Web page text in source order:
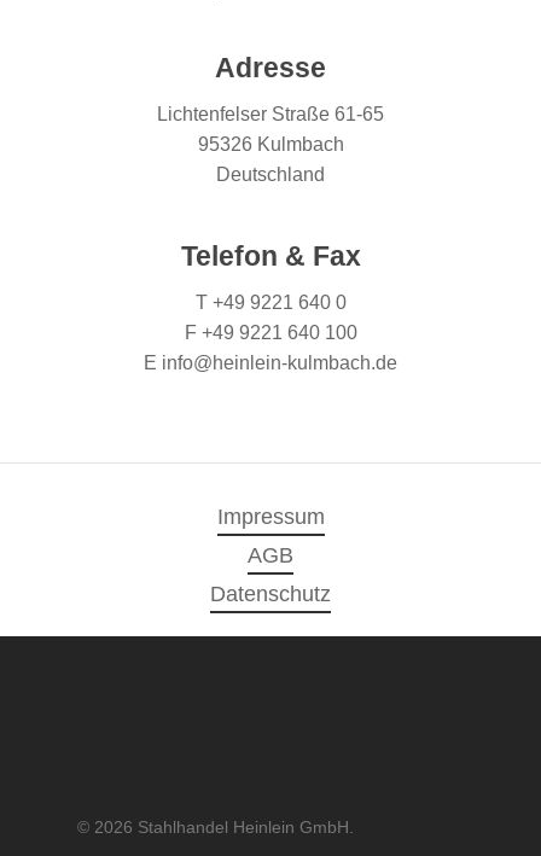
Adresse
Lichtenfelser Straße 61-65
95326 Kulmbach
Deutschland
Telefon & Fax
T +49 9221 640 0
F +49 9221 640 100
E info@heinlein-kulmbach.de
Impressum
AGB
Datenschutz
© 2026 Stahlhandel Heinlein GmbH.